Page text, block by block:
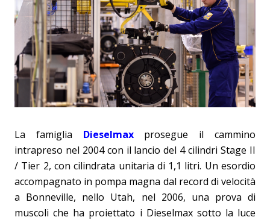
La famiglia Dieselmax prosegue il cammino
intrapreso nel 2004 con il lancio del 4 cilindri Stage II
/ Tier 2, con cilindrata unitaria di 1,1 litri. Un esordio
accompagnato in pompa magna dal record di velocità
a Bonneville, nello Utah, nel 2006, una prova di
muscoli che ha proiettato i Dieselmax sotto la luce